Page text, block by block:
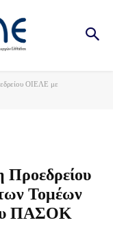
ΟΙΕΛΕ με
Τομέων
ΠΑΣΟΚ